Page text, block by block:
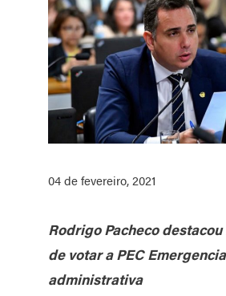
04 de fevereiro, 2021
Rodrigo Pacheco
de votar a PEC
administrativa